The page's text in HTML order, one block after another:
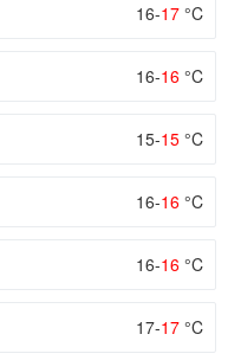
16-17 °C
16-16 °C
15-15 °C
16-16 °C
16-16 °C
17-17 °C